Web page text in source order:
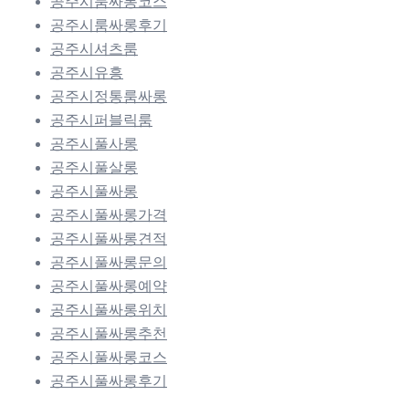
공주시룸싸롱후기
공주시셔츠룸
공주시유흥
공주시정통룸싸롱
공주시퍼블릭룸
공주시풀사롱
공주시풀살롱
공주시풀싸롱
공주시풀싸롱가격
공주시풀싸롱견적
공주시풀싸롱문의
공주시풀싸롱예약
공주시풀싸롱위치
공주시풀싸롱추천
공주시풀싸롱코스
공주시풀싸롱후기